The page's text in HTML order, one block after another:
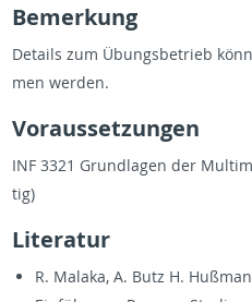
Be­merkung
De­tails zum Übungs­be­trieb
men wer­den.
Vo­raus­set­zun­gen
INF 3321 Grund­la­gen der
tig)
Lit­er­atur
R. Malaka, A. Butz H.